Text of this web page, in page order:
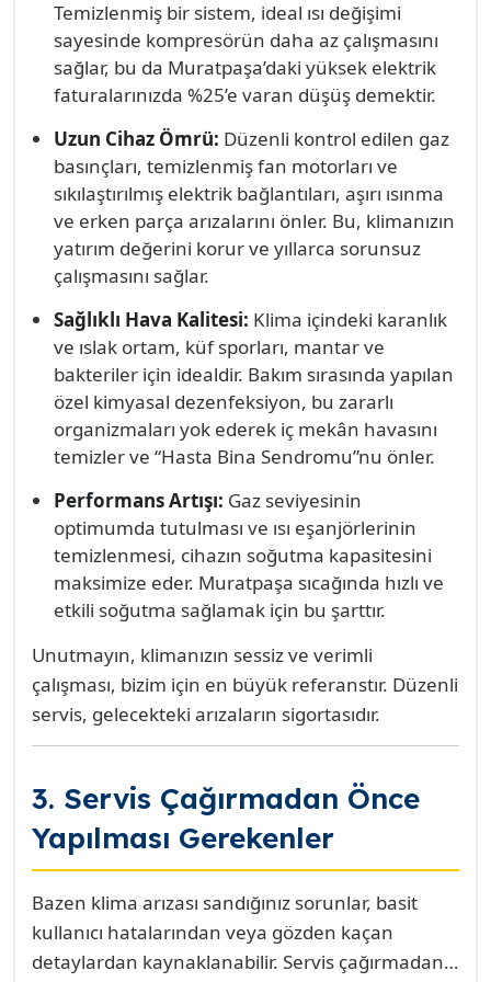
süren yaz döneminde, cihazlar sürekli yük
altındadır, bu da bakımın zorunluluğunu
katbekat artırır.
tüketimiyle çalışmaya devam eder. Aksi takdirde,
biriken kir ve toz yükü, klimanın ömründen
çalarken, elektrik faturasını da tahmin
Temizlenmiş bir sistem, ideal ısı değişimi
sayesinde kompresörün daha az çalışmasını
sağlar, bu da Muratpaşa’daki yüksek elektrik
faturalarınızda %25’e varan düşüş demektir.
Uzun Cihaz Ömrü: Düzenli kontrol edilen gaz
basınçları, temizlenmiş fan motorları ve
sıkılaştırılmış elektrik bağlantıları, aşırı ısınma
ve erken parça arızalarını önler. Bu, klimanızın
yatırım değerini korur ve yıllarca sorunsuz
çalışmasını sağlar.
Sağlıklı Hava Kalitesi: Klima içindeki karanlık
ve ıslak ortam, küf sporları, mantar ve
bakteriler için idealdir. Bakım sırasında yapılan
özel kimyasal dezenfeksiyon, bu zararlı
organizmaları yok ederek iç mekân havasını
temizler ve “Hasta Bina Sendromu”nu önler.
Performans Artışı: Gaz seviyesinin
optimumda tutulması ve ısı eşanjörlerinin
temizlenmesi, cihazın soğutma kapasitesini
maksimize eder. Muratpaşa sıcağında hızlı ve
etkili soğutma sağlamak için bu şarttır.
Unutmayın, klimanızın sessiz ve verimli
çalışması, bizim için en büyük referanstır. Düzenli
servis, gelecekteki arızaların sigortasıdır.
3. Servis Çağırmadan Önce
Yapılması Gerekenler
Bazen klima arızası sandığınız sorunlar, basit
kullanıcı hatalarından veya gözden kaçan
detaylardan kaynaklanabilir. Servis çağırmadan